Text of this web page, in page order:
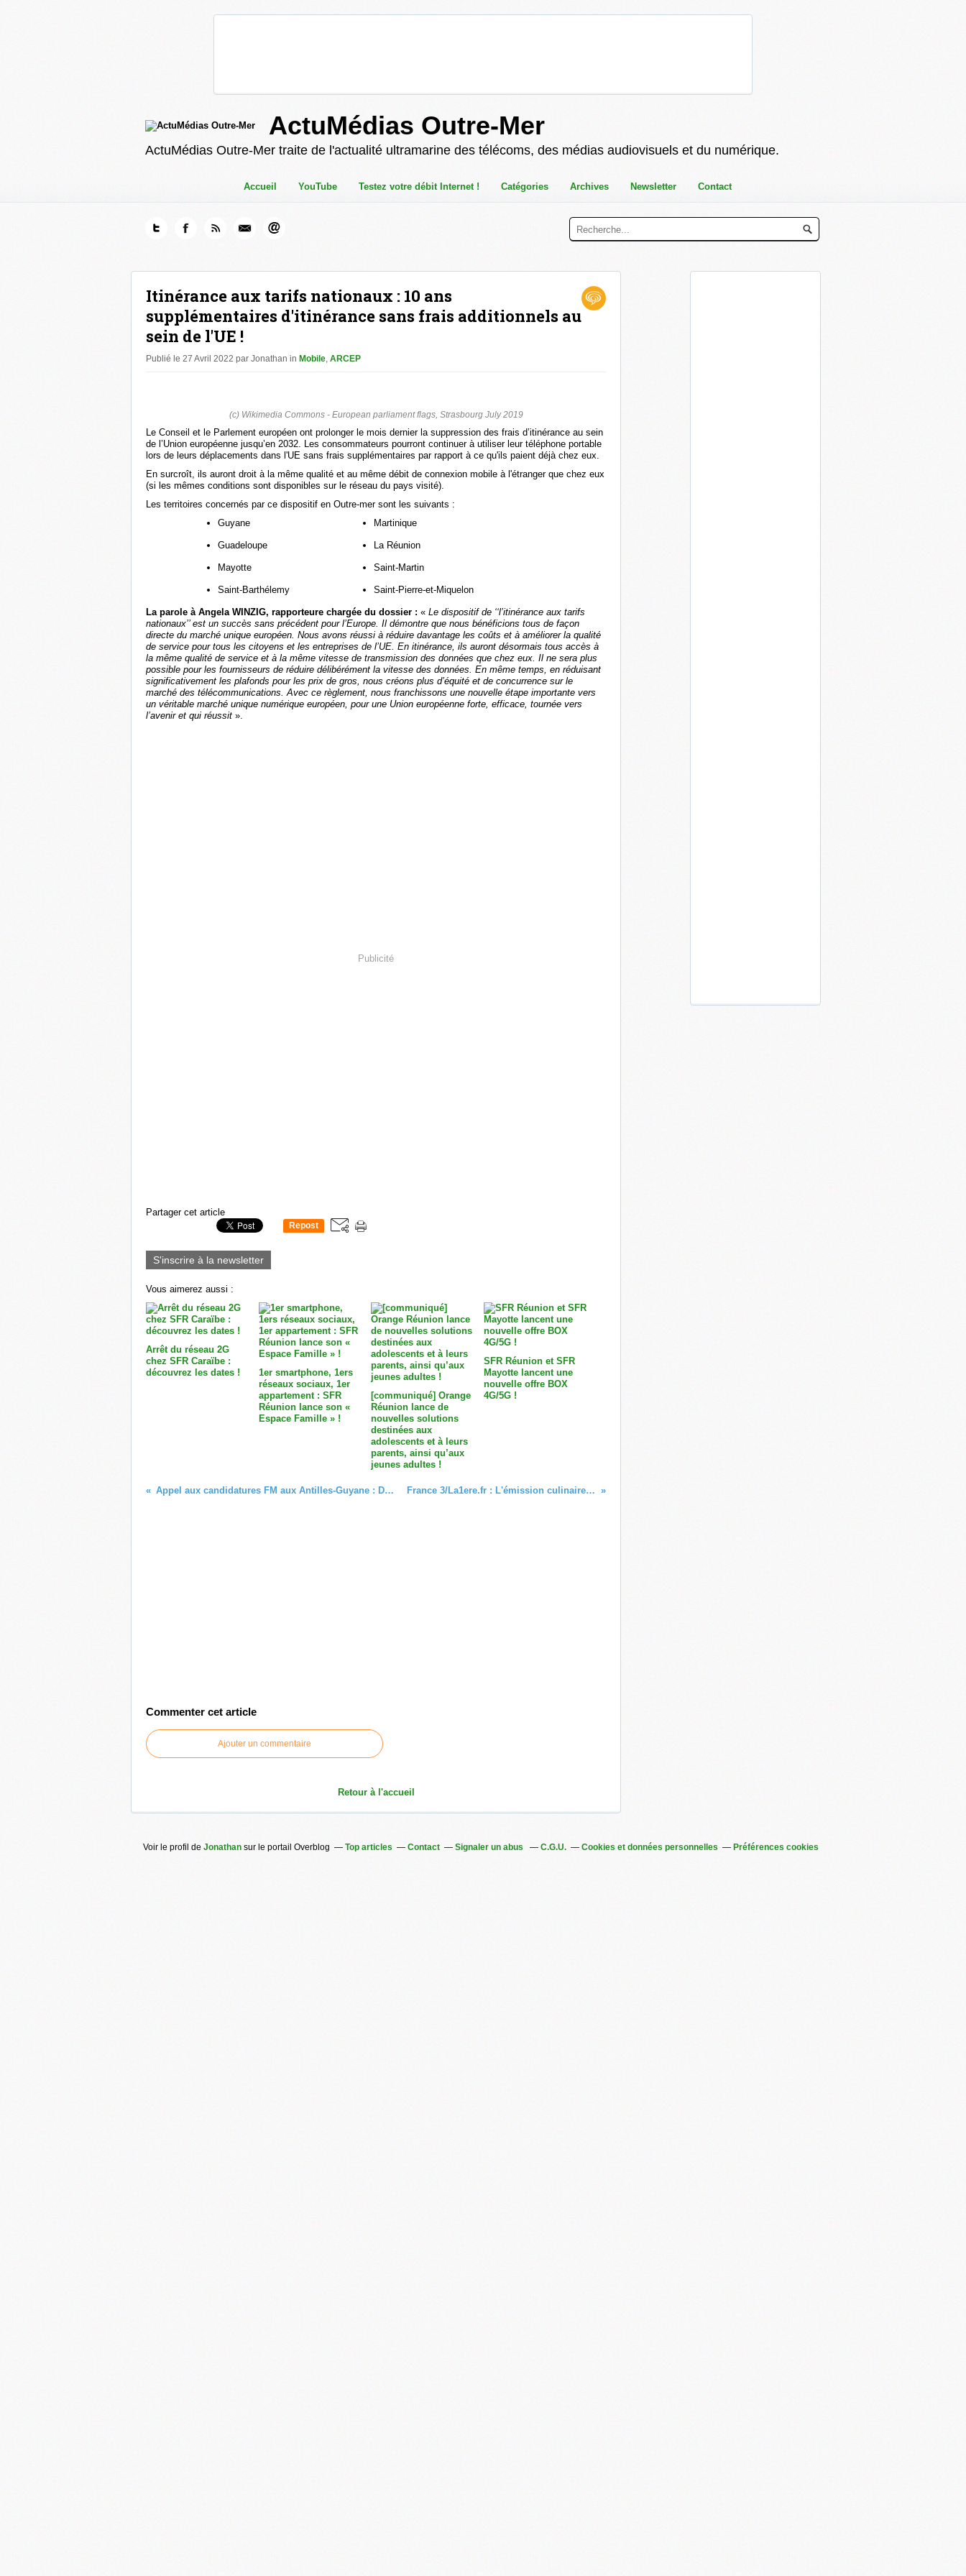
ActuMédias Outre-Mer
ActuMédias Outre-Mer traite de l'actualité ultramarine des télécoms, des médias audiovisuels et du numérique.
Accueil YouTube Testez votre débit Internet ! Catégories Archives Newsletter Contact
Itinérance aux tarifs nationaux : 10 ans
supplémentaires d'itinérance sans frais additionnels au
sein de l'UE !
Publié le 27 Avril 2022 par Jonathan in Mobile, ARCEP
(c) Wikimedia Commons - European parliament flags, Strasbourg July 2019
Le Conseil et le Parlement européen ont prolonger le mois dernier la suppression des frais d’itinérance au sein
de l’Union européenne jusqu’en 2032. Les consommateurs pourront continuer à utiliser leur téléphone portable
lors de leurs déplacements dans l'UE sans frais supplémentaires par rapport à ce qu'ils paient déjà chez eux.
En surcroît, ils auront droit à la même qualité et au même débit de connexion mobile à l'étranger que chez eux
(si les mêmes conditions sont disponibles sur le réseau du pays visité).
Les territoires concernés par ce dispositif en Outre-mer sont les suivants :
Guyane
Martinique
Guadeloupe La Réunion
Mayotte Saint-Martin
Saint-Barthélemy Saint-Pierre-et-Miquelon
La parole à Angela WINZIG, rapporteure chargée du dossier : « Le dispositif de ‘‘l’itinérance aux tarifs
nationaux’’ est un succès sans précédent pour l’Europe. Il démontre que nous bénéficions tous de façon
directe du marché unique européen. Nous avons réussi à réduire davantage les coûts et à améliorer la qualité
de service pour tous les citoyens et les entreprises de l’UE. En itinérance, ils auront désormais tous accès à
la même qualité de service et à la même vitesse de transmission des données que chez eux. Il ne sera plus
possible pour les fournisseurs de réduire délibérément la vitesse des données. En même temps, en réduisant
significativement les plafonds pour les prix de gros, nous créons plus d’équité et de concurrence sur le
marché des télécommunications. Avec ce règlement, nous franchissons une nouvelle étape importante vers
un véritable marché unique numérique européen, pour une Union européenne forte, efficace, tournée vers
l’avenir et qui réussit ».
Publicité
Partager cet article
Repost
S'inscrire à la newsletter
Vous aimerez aussi :
Arrêt du réseau 2G
chez SFR Caraïbe :
découvrez les dates !
1er smartphone, 1ers
réseaux sociaux, 1er
appartement : SFR
Réunion lance son «
Espace Famille » !
[communiqué] Orange
Réunion lance de
nouvelles solutions
destinées aux
adolescents et à leurs
parents, ainsi qu’aux
jeunes adultes !
SFR Réunion et SFR
Mayotte lancent une
nouvelle offre BOX
4G/5G !
Appel aux candidatures FM aux Antilles-Guyane : Découvrez la liste des candidats dont le dossier est déclaré recevable ! France 3/La1ere.fr : L'émission culinaire « Voyages & délices » recevra le chef Rémi BRAFLAN !
Commenter cet article
Ajouter un commentaire
Retour à l'accueil
Voir le profil de Jonathan sur le portail Overblog Top articles Contact Signaler un abus C.G.U. Cookies et données personnelles Préférences cookies